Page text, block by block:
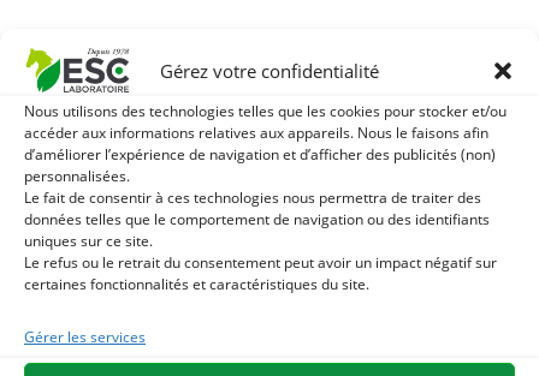
Gérez votre confidentialité
Nous utilisons des technologies telles que les cookies pour stocker et/ou
accéder aux informations relatives aux appareils. Nous le faisons afin
d’améliorer l’expérience de navigation et d’afficher des publicités (non)
personnalisées.
Le fait de consentir à ces technologies nous permettra de traiter des
données telles que le comportement de navigation ou des identifiants
uniques sur ce site.
Le refus ou le retrait du consentement peut avoir un impact négatif sur
certaines fonctionnalités et caractéristiques du site.
Gérer les services
apaisantes en cas d’irritations des voies respiratoires
supérieures et des bronches.
Le plantain peut également être utilisé en usage externe
afin d’apaiser les piqûres d’insectes, les brûlures et les
irritations cutanées.
On attribue généralement l’efficacité du plantain au
mucilage qu’il contient. Cette substance adoucit et calme
les muqueuses en cas d’irritation de la bouche et de la
gorge.